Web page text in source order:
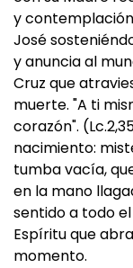
y
José
y anuncia al
Cruz que
muerte. "A ti
corazón".
nacimiento:
tumba vacía,
en la mano
sentido a todo
Espíritu que
momento.